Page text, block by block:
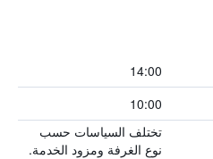
14:00
10:00
تختلف السياسات حسب
نوع الغرفة ومزود الخدمة.